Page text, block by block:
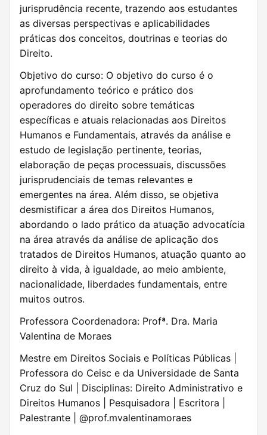
jurisprudência recente, trazendo aos estudantes
as diversas perspectivas e aplicabilidades
práticas dos conceitos, doutrinas e teorias do
Direito.
Objetivo do curso: O objetivo do curso é o
aprofundamento teórico e prático dos
operadores do direito sobre temáticas
específicas e atuais relacionadas aos Direitos
Humanos e Fundamentais, através da análise e
estudo de legislação pertinente, teorias,
elaboração de peças processuais, discussões
jurisprudenciais de temas relevantes e
emergentes na área. Além disso, se objetiva
desmistificar a área dos Direitos Humanos,
abordando o lado prático da atuação advocatícia
na área através da análise de aplicação dos
tratados de Direitos Humanos, atuação quanto ao
direito à vida, à igualdade, ao meio ambiente,
nacionalidade, liberdades fundamentais, entre
muitos outros.
Professora Coordenadora: Profª. Dra. Maria
Valentina de Moraes
Mestre em Direitos Sociais e Políticas Públicas |
Professora do Ceisc e da Universidade de Santa
Cruz do Sul | Disciplinas: Direito Administrativo e
Direitos Humanos | Pesquisadora | Escritora |
Palestrante | @prof.mvalentinamoraes